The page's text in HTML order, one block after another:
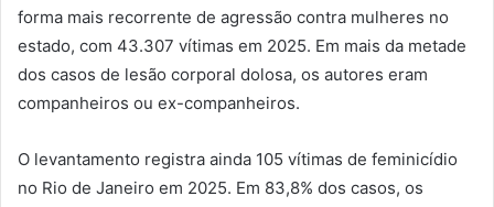
forma mais recorrente de agressão contra mulheres no
estado, com 43.307 vítimas em 2025. Em mais da metade
dos casos de lesão corporal dolosa, os autores eram
companheiros ou ex-companheiros.
O levantamento registra ainda 105 vítimas de feminicídio
no Rio de Janeiro em 2025. Em 83,8% dos casos, os